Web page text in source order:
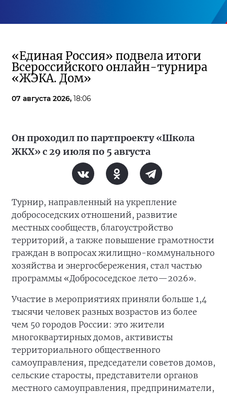
«Единая Россия» подвела итоги
Всероссийского онлайн-турнира
«ЖЭКА. Дом»
07 августа 2026, 18:06
Он проходил по партпроекту «Школа
ЖКХ» с 29 июля по 5 августа
Турнир, направленный на укрепление
добрососедских отношений, развитие
местных сообществ, благоустройство
территорий, а также повышение грамотности
граждан в вопросах жилищно-коммунального
хозяйства и энергосбережения, стал частью
программы «Добрососедское лето—2026».
Участие в мероприятиях приняли больше 1,4
тысячи человек разных возрастов из более
чем 50 городов России: это жители
многоквартирных домов, активисты
территориального общественного
самоуправления, председатели советов домов,
сельские старосты, представители органов
местного самоуправления, предприниматели,